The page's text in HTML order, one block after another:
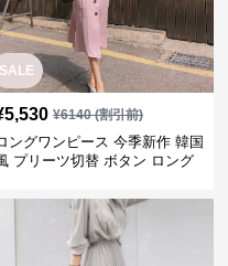
SALE
5,530 ¥6140(割引前)
ングワンピース 今季新作 韓国
プリーツ切替 ボタン ロング